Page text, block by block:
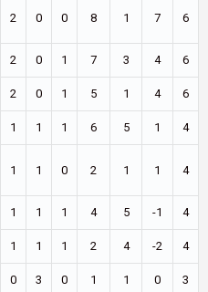
2 0 0 8 1 7 6
2 0 1 7 3 4 6
2 0 1 5 1 4 6
1 1 1 6 5 1 4
1 1 0 2 1 1 4
1 1 1 4 5 -1 4
1 1 1 2 4 -2 4
0 3 0 1 1 0 3